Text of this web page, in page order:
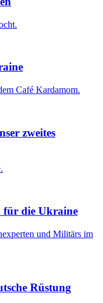
zweites
für die Ukraine
Rüstung